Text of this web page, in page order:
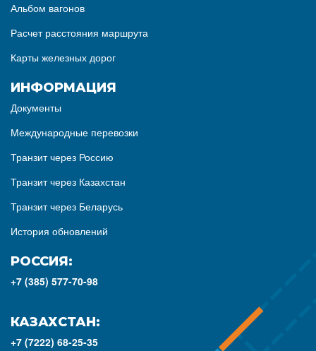
Альбом вагонов
Расчет расстояния маршрута
Карты железных дорог
ИНФОРМАЦИЯ
Документы
Международные перевозки
Транзит через Россию
Транзит через Казахстан
Транзит через Беларусь
История обновлений
РОССИЯ:
+7 (385) 577-70-98
КАЗАХСТАН:
+7 (7222) 68-25-35